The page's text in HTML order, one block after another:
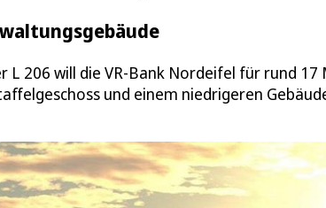
206 will die VR-Bank Nordeifel für rund 17
und einem niedrigeren